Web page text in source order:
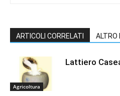
ARTICOLI CORRELATI ALTRO
Agricoltura
Lattiero